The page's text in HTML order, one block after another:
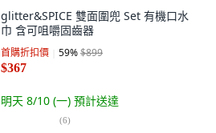
glitter&SPICE 雙面圍兜 Set 有機口水
巾 含可咀嚼固齒器
首購折扣價 59%$899
$367
明天 8/10 (一) 預計送達
(6)